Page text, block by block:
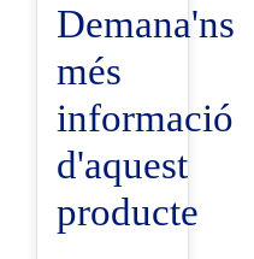
Demana'ns
més
informació
d'aquest
producte